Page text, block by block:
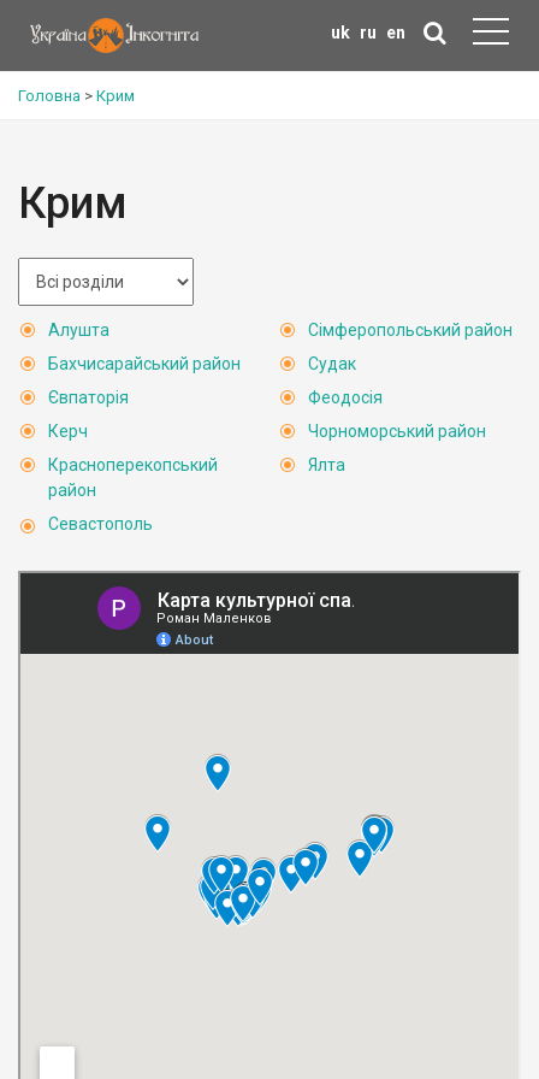
uk ru en
Головна > Крим
Крим
Алушта
Бахчисарайський район
Євпаторія
Керч
Красноперекопський
район
Севастополь
Сімферопольський район
Судак
Феодосія
Чорноморський район
Ялта